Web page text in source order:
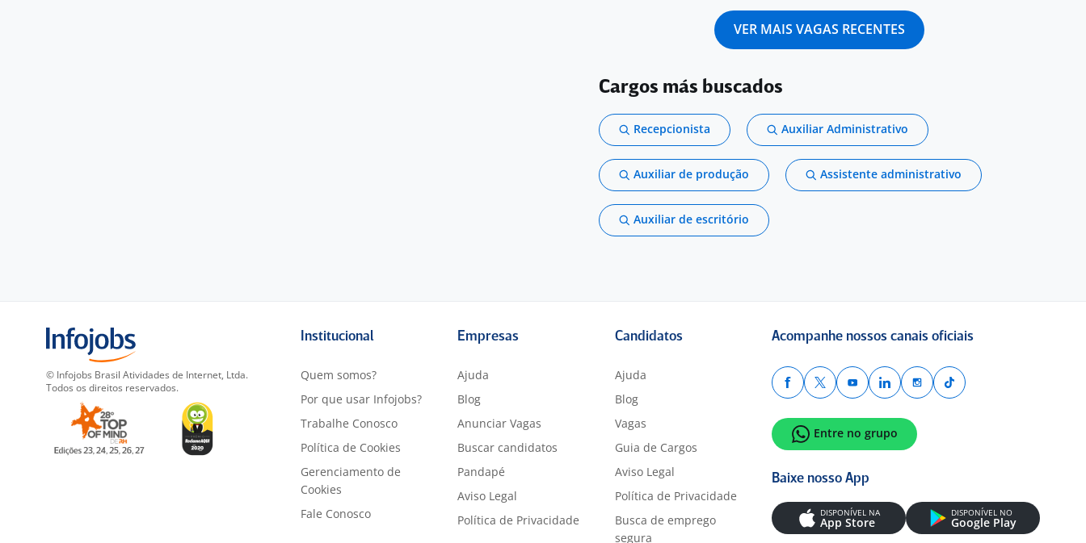
VER MAIS VAGAS RECENTES
Cargos más buscados
Recepcionista Auxiliar Administrativo
Auxiliar de produção Assistente administrativo
Auxiliar de escritório
© Infojobs Brasil Atividades de Internet, Ltda.
Todos os direitos reservados.
Institucional
Quem somos?
Por que usar Infojobs?
Trabalhe Conosco
Política de Cookies
Gerenciamento de
Cookies
Fale Conosco
Empresas
Ajuda
Blog
Anunciar Vagas
Buscar candidatos
Pandapé
Aviso Legal
Política de Privacidade
Candidatos
Ajuda
Blog
Vagas
Guia de Cargos
Aviso Legal
Política de Privacidade
Busca de emprego
segura
Acompanhe nossos canais oficiais
Entre no grupo
Baixe nosso App
DISPONÍVEL NA
App Store
DISPONÍVEL NO
Google Play